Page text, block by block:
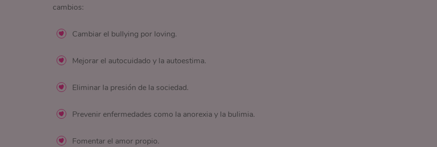
cambios:
Cambiar el bullying por loving.
Mejorar el autocuidado y la autoestima.
Eliminar la presión de la sociedad.
Prevenir enfermedades como la anorexia y la bulimia.
Fomentar el amor propio.